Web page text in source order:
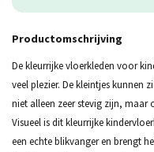
Productomschrijving
De kleurrijke vloerkleden voor
veel plezier. De kleintjes kunnen
niet alleen zeer stevig zijn, maar
Visueel is dit kleurrijke
een echte blikvanger en brengt